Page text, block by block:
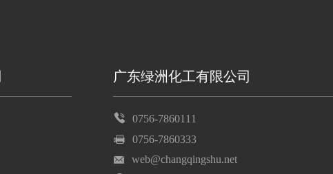
广东绿洲化工有限公司
0756-7860111
0756-7860333
web@changqingshu.net